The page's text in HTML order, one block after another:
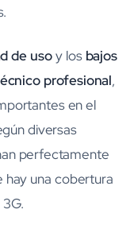
de usoy los bajos
profesional,
en el
diversas
perfectamente
una cobertura